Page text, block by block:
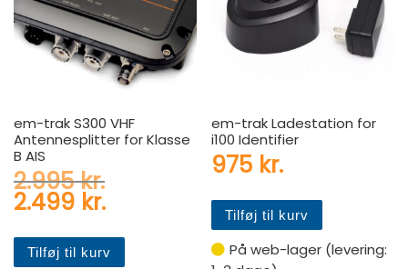
em-trak S300 VHF
Antennesplitter for Klasse
B AIS
2.995kr.Den oprindelige pris var:
2.499 kr.Den aktuelle pris er: 2.499
Tilføj til kurv
em-trak Ladestation for
i100 Identifier
975 kr.
Tilføj til kurv
På web-lager (levering: